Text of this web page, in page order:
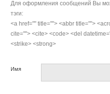
Для оформления сообщений Вы
тэги:
<a href="" title=""> <abbr title="">
cite=""> <cite> <code> <del
<strike> <strong>
Имя